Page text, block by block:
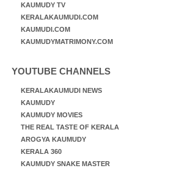
KAUMUDY TV
KERALAKAUMUDI.COM
KAUMUDI.COM
KAUMUDYMATRIMONY.COM
YOUTUBE CHANNELS
KERALAKAUMUDI NEWS
KAUMUDY
KAUMUDY MOVIES
THE REAL TASTE OF KERALA
AROGYA KAUMUDY
KERALA 360
KAUMUDY SNAKE MASTER